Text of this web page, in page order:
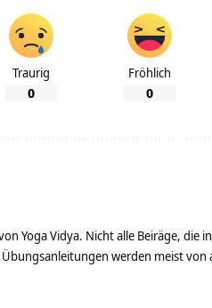
Traurig
0
Fröhlich
0
Yoga Vidya. Nicht alle Beiräge,
werden meist